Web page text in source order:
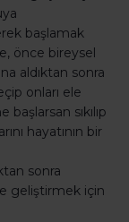
başlamak
önce bireysel
aldıktan sonra
onları ele
sıkılıp
hayatının bir
sonra
geliştirmek için